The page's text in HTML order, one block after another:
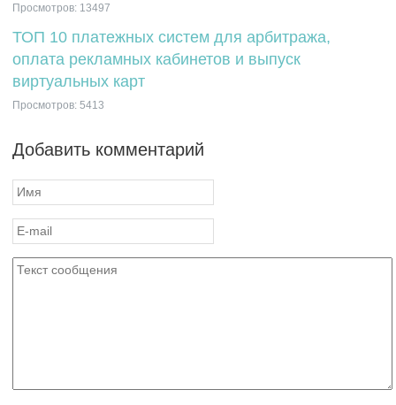
Просмотров: 13497
ТОП 10 платежных систем для арбитража,
оплата рекламных кабинетов и выпуск
виртуальных карт
Просмотров: 5413
Добавить комментарий